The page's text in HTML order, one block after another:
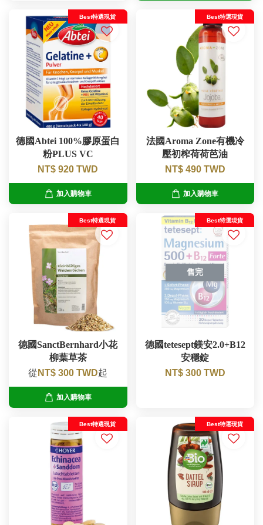
Best特選現貨
德國Abtei 100%膠原蛋白
粉PLUS VC
NT$ 920 TWD
加入購物車
Best特選現貨
法國Aroma Zone有機冷
壓初榨荷荷芭油
NT$ 490 TWD
加入購物車
Best特選現貨
德國SanctBernhard小花
柳葉草茶
從 NT$ 300 TWD起
加入購物車
售完
Best特選現貨
德國tetesept鎂安2.0+B12
安穩錠
NT$ 300 TWD
Best特選現貨 Best特選現貨